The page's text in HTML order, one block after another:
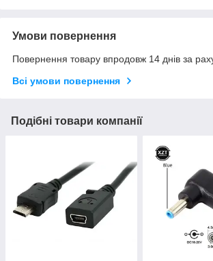
Умови повернення
Повернення товару впродовж 14 днів за
Всі умови повернення
Подібні товари компанії